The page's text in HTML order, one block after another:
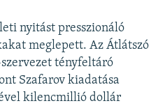
nyitást presszionáló
meglepett. Az Átlátszó
tényfeltáró
Szafarov kiadatása
kilencmillió dollár